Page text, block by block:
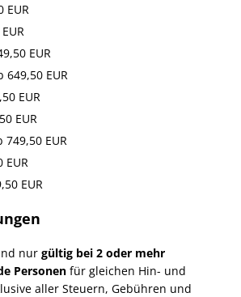
EUR
EUR
649,50 EUR
EUR
EUR
749,50 EUR
EUR
EUR
nur gültig bei 2 oder mehr
Personen für gleichen Hin- und
aller Steuern, Gebühren und